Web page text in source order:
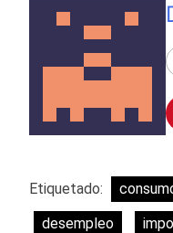
Etiquetado:
desempleo